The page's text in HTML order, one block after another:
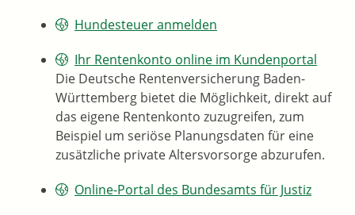
Hundesteuer anmelden
Ihr Rentenkonto online im Kundenportal
Die Deutsche Rentenversicherung Baden-
Württemberg bietet die Möglichkeit, direkt auf
das eigene Rentenkonto zuzugreifen, zum
Beispiel um seriöse Planungsdaten für eine
zusätzliche private Altersvorsorge abzurufen.
Online-Portal des Bundesamts für Justiz